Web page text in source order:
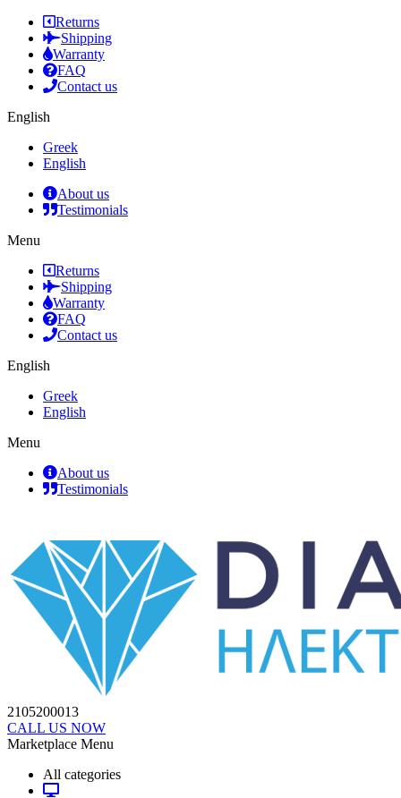
Returns
Shipping
Warranty
FAQ
Contact us
English
Greek
English
About us
Testimonials
Menu
Returns
Shipping
Warranty
FAQ
Contact us
English
Greek
English
Menu
About us
Testimonials
2105200013
CALL US NOW
Marketplace Menu
All categories